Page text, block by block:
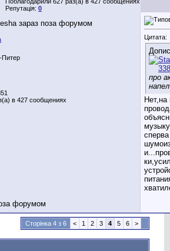
Репутація: 0
Питер
в 427 сообщениях
Цитата:
про
Сторінка 4 з 6 < 1 2 3 4 5 6 >